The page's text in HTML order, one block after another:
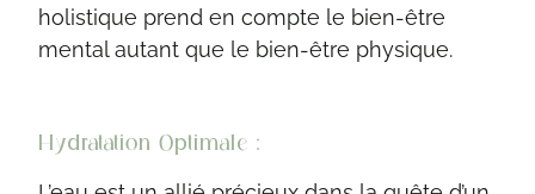
holistique prend en compte le bien-être
mental autant que le bien-être physique.
Hydratation Optimale :